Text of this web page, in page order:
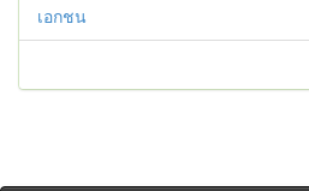
เอกชน